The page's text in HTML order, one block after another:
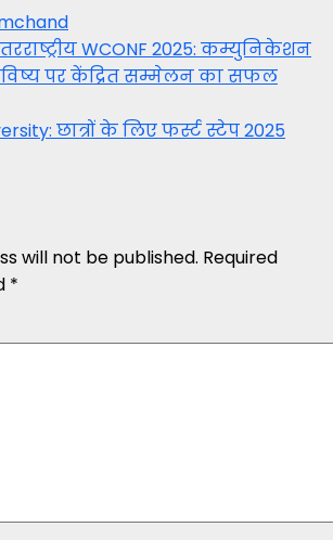
WCONF 2025: कम्युनिकेशन
पर केंद्रित सम्मेलन का सफल
छात्रों के लिए फर्स्ट स्टेप 2025
will not be published. Required
*